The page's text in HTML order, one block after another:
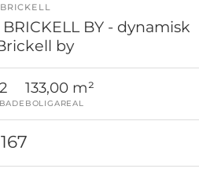
BRICKELL BY - dynamisk
by
2
BADE
133,00 m²
BOLIGAREAL